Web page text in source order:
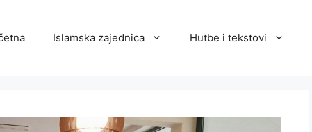
Islamska zajednica Hutbe i tekstovi